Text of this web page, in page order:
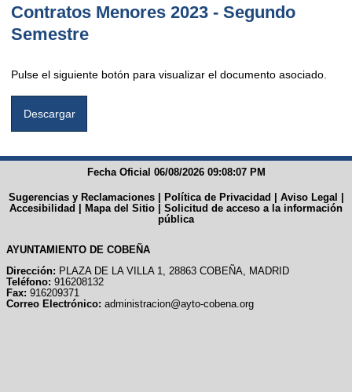
Contratos Menores 2023 - Segundo
Semestre
Pulse el siguiente botón para visualizar el documento asociado.
Fecha Oficial 06/08/2026 09:08:07 PM
Sugerencias y Reclamaciones| Política de Privacidad | Aviso Legal |
Accesibilidad | Mapa del Sitio | Solicitud de acceso a la información
pública
AYUNTAMIENTO DE COBEÑA
Dirección: PLAZA DE LA VILLA 1, 28863 COBEÑA, MADRID
Teléfono: 916208132
Fax: 916209371
Correo Electrónico: administracion@ayto-cobena.org